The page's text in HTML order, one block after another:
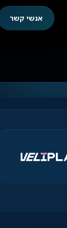
אנשי קשר